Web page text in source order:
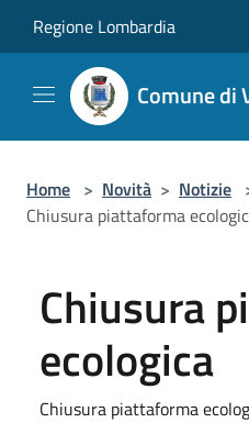
Regione Lombardia
Comune di
Home > Novità > Notizie
Chiusura piattaforma
Chiusura
ecologica
Chiusura piattaforma